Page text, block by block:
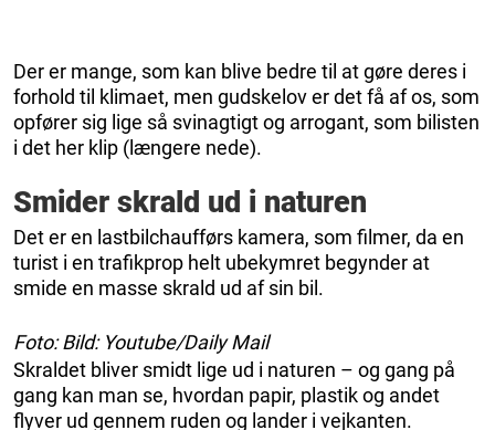
Der er mange, som kan blive bedre til at gøre deres i
forhold til klimaet, men gudskelov er det få af os, som
opfører sig lige så svinagtigt og arrogant, som bilisten
i det her klip (længere nede).
Smider skrald ud i naturen
Det er en lastbilchaufførs kamera, som filmer, da en
turist i en trafikprop helt ubekymret begynder at
smide en masse skrald ud af sin bil.
Foto: Bild: Youtube/Daily Mail
Skraldet bliver smidt lige ud i naturen – og gang på
gang kan man se, hvordan papir, plastik og andet
flyver ud gennem ruden og lander i vejkanten.